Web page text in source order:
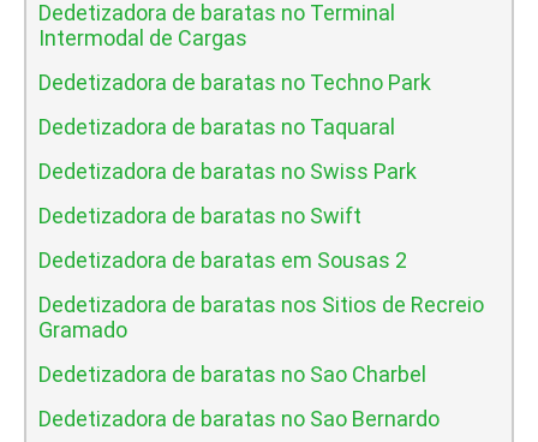
Dedetizadora de baratas no Terminal
Intermodal de Cargas
Dedetizadora de baratas no Techno Park
Dedetizadora de baratas no Taquaral
Dedetizadora de baratas no Swiss Park
Dedetizadora de baratas no Swift
Dedetizadora de baratas em Sousas 2
Dedetizadora de baratas nos Sitios de Recreio
Gramado
Dedetizadora de baratas no Sao Charbel
Dedetizadora de baratas no Sao Bernardo